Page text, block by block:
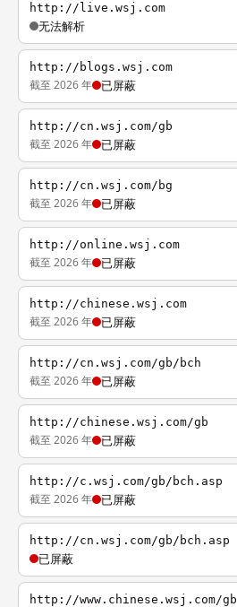
http://live.wsj.com
无法解析
http://blogs.wsj.com
截至 2026 年 已屏蔽
http://cn.wsj.com/gb
截至 2026 年 已屏蔽
http://cn.wsj.com/bg
截至 2026 年 已屏蔽
http://online.wsj.com
截至 2026 年 已屏蔽
http://chinese.wsj.com
截至 2026 年 已屏蔽
http://cn.wsj.com/gb/bch
截至 2026 年 已屏蔽
http://chinese.wsj.com/gb
截至 2026 年 已屏蔽
http://c.wsj.com/gb/bch.asp
截至 2026 年 已屏蔽
http://cn.wsj.com/gb/bch.asp
已屏蔽
http://www.chinese.wsj.com/gb